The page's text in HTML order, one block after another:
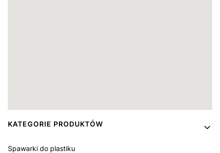
Linki w stopce
KATEGORIE PRODUKTÓW
Spawarki do plastiku